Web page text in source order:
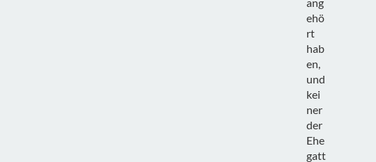
ehö
rt
hab
en,
und
kei
ner
der
Ehe
gatt